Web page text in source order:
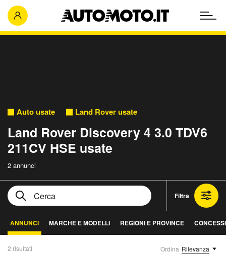
Auto usate Land Rover usate
Land Rover Discovery 4 3.0 TDV6
211CV HSE usate
2 annunci
Filtra
ANNUNCI MARCHE E MODELLI REGIONI E PROVINCE
2 risultati Ordina Rilevanza